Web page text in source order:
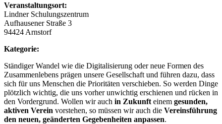
Veranstaltungsort:
Lindner Schulungszentrum
Aufhausener Straße 3
94424 Arnstorf
Kategorie:
Ständiger Wandel wie die Digitalisierung oder neue Formen des
Zusammenlebens prägen unsere Gesellschaft und führen dazu, dass
sich für uns Menschen die Prioritäten verschieben. So werden Dinge
plötzlich wichtig, die uns vorher unwichtig erschienen und rücken in
den Vordergrund. Wollen wir auch in Zukunft einem gesunden,
aktiven Verein vorstehen, so müssen wir auch die Vereinsführung
den neuen, geänderten Gegebenheiten anpassen.